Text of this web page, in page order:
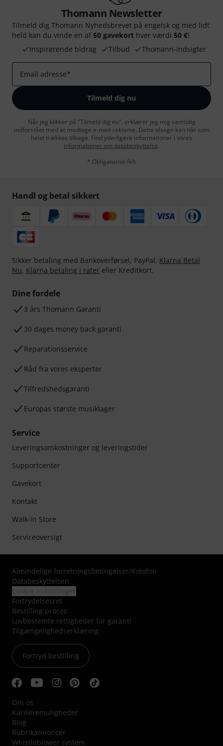
Thomann Newsletter
Tilmeld dig Thomann Nyhedsbrevet på engelsk og med lidt
held kan du vinde en af 50 gavekort hver værdi 50 €!
Inspirerende bidrag
Tilbud Thomann-indsigter
Email adresse*
Tilmeld dig nu
Når jeg klikker på "Tilmeld dig nu", erklærer jeg mig samtidig
indforstået med at modtage e-mail-reklame. Dette tilsagn kan når som
helst trækkes tilbage. Find yderligere informationer i vores
informationer om databeskyttelse.
* Obligatorisk felt
Handl og betal sikkert
Sikker betaling med Bankoverførsel, PayPal, Klarna Betal
Nu, Klarna betaling i rater eller Kreditkort.
Dine fordele
3 års Thomann Garanti
30 dages money back garanti
Reparationsservice
Råd fra vores eksperter
Tilfredshedsgaranti
Europas største musiklager
Service
Leveringsomkostninger og leveringstider
Supportcenter
Gavekort
Kontakt
Walk-in Store
Serviceoversigt
Almindelige forretningsbetingelser/Kolofon
Databeskyttelsen
Fortrydelsesret
Bestilling proces
Lovbestemte rettigheder for garanti
Tilgængelighedserklæring
Fortryd bestilling
Om os
Karrieremuligheder
Blog
Rubrikannoncer
Whistleblower system